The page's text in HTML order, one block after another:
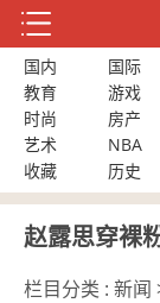
国内 国际
教育
游戏
时尚
房产
艺术
NBA
收藏
历史
赵露思穿裸
栏目分类 : 新闻